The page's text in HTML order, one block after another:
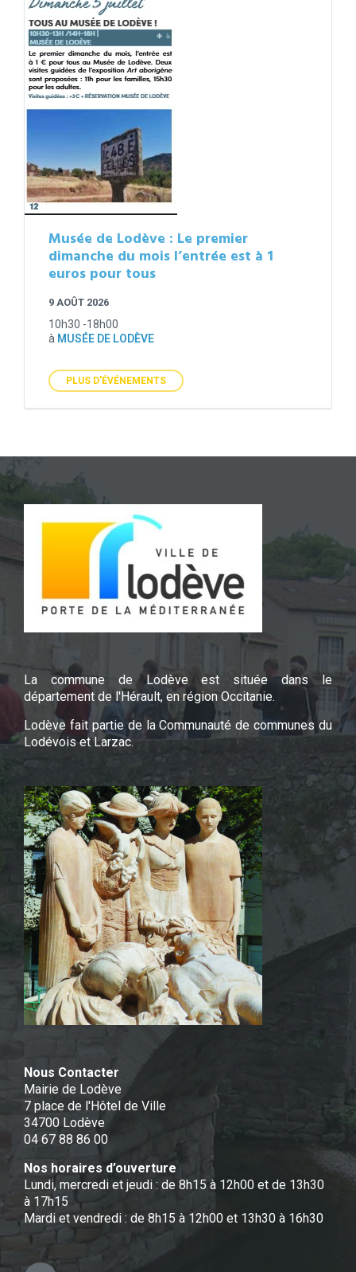
Musée de Lodève : Le premier
dimanche du mois l’entrée est à 1
euros pour tous
9 AOÛT 2026
10h30 -18h00
à MUSÉE DE LODÈVE
PLUS D'ÉVÉNEMENTS
La commune de Lodève est située dans le
département de l'Hérault, en région Occitanie.
Lodève fait partie de la Communauté de communes du
Lodévois et Larzac.
Nous Contacter
Mairie de Lodève
7 place de l'Hôtel de Ville
34700 Lodève
04 67 88 86 00
Nos horaires d’ouverture
Lundi, mercredi et jeudi : de 8h15 à 12h00 et de 13h30
à 17h15
Mardi et vendredi : de 8h15 à 12h00 et 13h30 à 16h30